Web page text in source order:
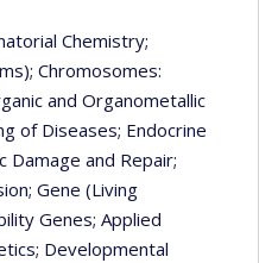
Chemistry;
; Chromosomes:
and Organometallic
of Diseases; Endocrine
Damage and Repair;
; Gene (Living
Genes; Applied
; Developmental